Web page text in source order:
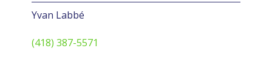
Yvan Labbé
(418) 387-5571